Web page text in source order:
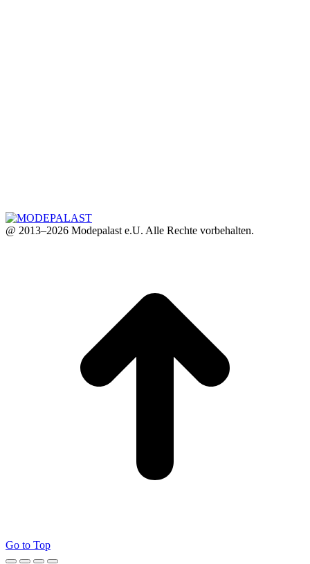
@ 2013–2026 Modepalast e.U. Alle Rechte vorbehalten.
Go to Top